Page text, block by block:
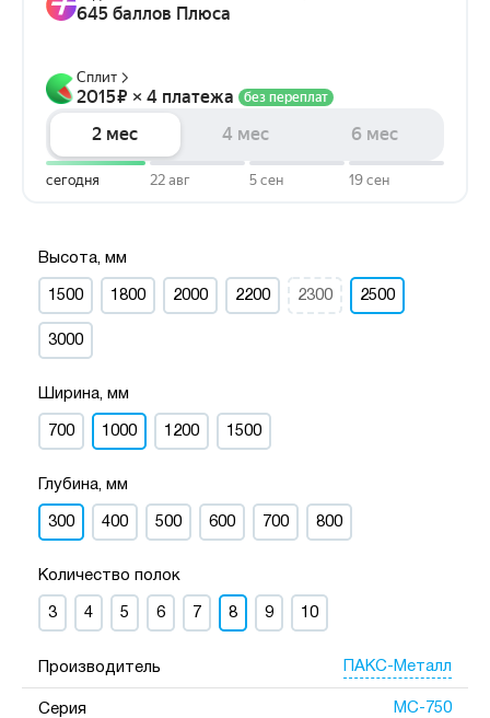
Высота, мм
1500 1800 2000 2200 2300 2500
3000
Ширина, мм
700 1000 1200 1500
Глубина, мм
300 400 500 600 700 800
Количество полок
3 4 5 6 7 8 9 10
Производитель ПАКС-Металл
Серия МС-750